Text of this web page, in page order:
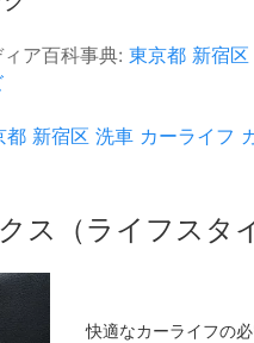
ア百科事典: 東京都 新宿区
都 新宿区 洗車 カーライフ
ス（ライフスタ
快適なカーライフの